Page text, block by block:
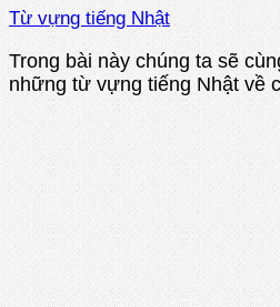
Từ vựng tiếng Nhật
Trong bài này chúng ta sẽ
những từ vựng tiếng Nhật về